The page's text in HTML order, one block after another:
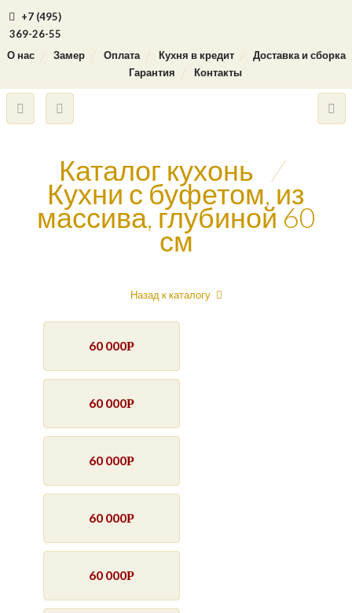
+7 (495)
369-26-55
О нас
Замер Оплата Кухня в кредит
Доставка и сборка
Гарантия
Контакты
Каталог кухонь /
Кухни с буфетом, из
массива, глубиной 60
см
Назад к каталогу
60 000Р
60 000Р
60 000Р
60 000Р
60 000Р